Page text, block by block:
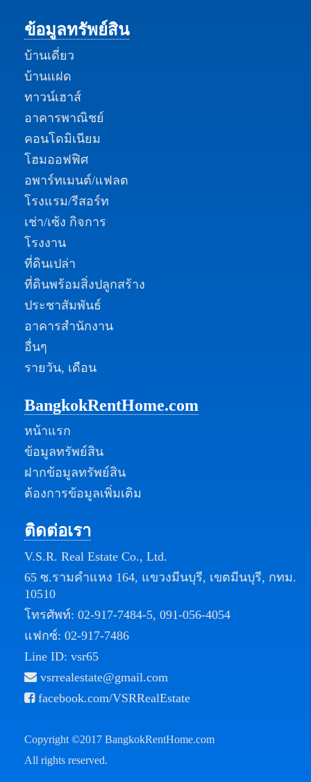
ข้อมูลทรัพย์สิน
บ้านเดี่ยว
บ้านแฝด
ทาวน์เฮาส์
อาคารพาณิชย์
คอนโดมิเนียม
โฮมออฟฟิศ
อพาร์ทเมนต์/แฟลต
โรงแรม/รีสอร์ท
เช่า/เซ้ง กิจการ
โรงงาน
ที่ดินเปล่า
ที่ดินพร้อมสิ่งปลูกสร้าง
ประชาสัมพันธ์
อาคารสำนักงาน
อื่นๆ
รายวัน, เดือน
BangkokRentHome.com
หน้าแรก
ข้อมูลทรัพย์สิน
ฝากข้อมูลทรัพย์สิน
ต้องการข้อมูลเพิ่มเติม
ติดต่อเรา
V.S.R. Real Estate Co., Ltd.
65 ซ.รามคำแหง 164, แขวงมีนบุรี, เขตมีนบุรี, กทม.
10510
โทรศัพท์: 02-917-7484-5, 091-056-4054
แฟกซ์: 02-917-7486
Line ID: vsr65
vsrrealestate@gmail.com
facebook.com/VSRRealEstate
Copyright ©2017 BangkokRentHome.com
All rights reserved.